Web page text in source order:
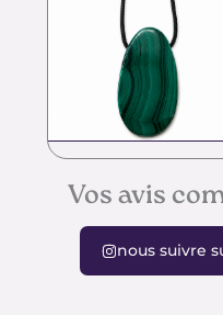
Vos avis
nous suivre